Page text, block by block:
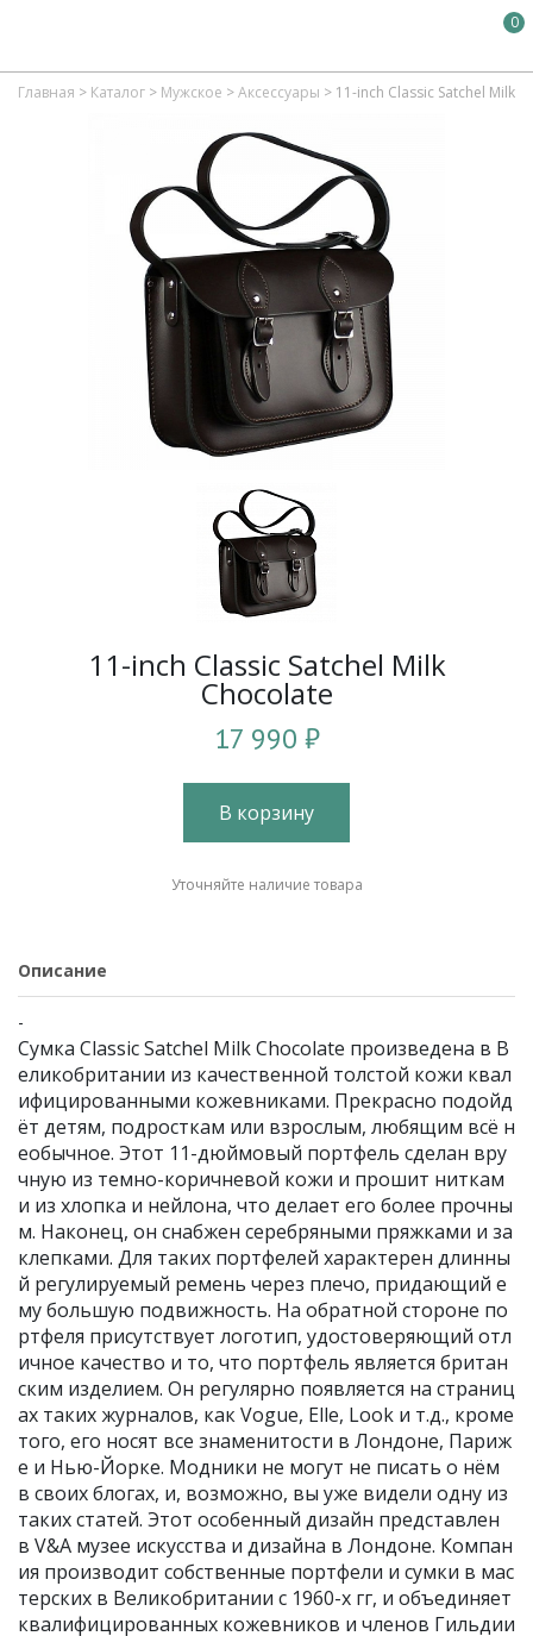
0
Главная > Каталог > Мужское >Аксессуары > 11-inch Classic Satchel Milk
11-inch Classic Satchel Milk
Chocolate
17 990 ₽
В корзину
Уточняйте наличие товара
Описание
-
Сумка Classic Satchel Milk Chocolate произведена в В
еликобритании из качественной толстой кожи квал
ифицированными кожевниками. Прекрасно подойд
ёт детям, подросткам или взрослым, любящим всё н
еобычное. Этот 11-дюймовый портфель сделан вру
чную из темно-коричневой кожи и прошит ниткам
и из хлопка и нейлона, что делает его более прочны
м. Наконец, он снабжен серебряными пряжками и за
клепками. Для таких портфелей характерен длинны
й регулируемый ремень через плечо, придающий е
му большую подвижность. На обратной стороне по
ртфеля присутствует логотип, удостоверяющий отл
ичное качество и то, что портфель является британ
ским изделием. Он регулярно появляется на страниц
ах таких журналов, как Vogue, Elle, Look и т.д., кроме
того, его носят все знаменитости в Лондоне, Париж
е и Нью-Йорке. Модники не могут не писать о нём
в своих блогах, и, возможно, вы уже видели одну из
таких статей. Этот особенный дизайн представлен
в V&A музее искусства и дизайна в Лондоне. Компан
ия производит собственные портфели и сумки в мас
терских в Великобритании с 1960-х гг, и объединяет
квалифицированных кожевников и членов Гильдии